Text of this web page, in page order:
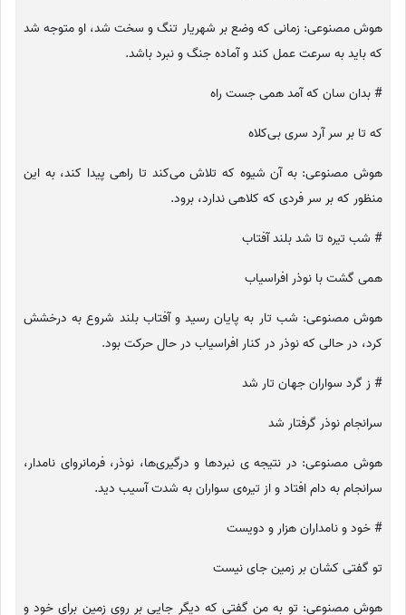
هوش مصنوعی: زمانی که وضع بر شهریار تنگ و سخت شد، او متوجه شد
که باید به سرعت عمل کند و آماده جنگ و نبرد باشد.
# بدان سان که آمد همی جست راه
که تا بر سر آرد سری بی‌کلاه
هوش مصنوعی: به آن شیوه که تلاش می‌کند تا راهی پیدا کند، به این
منظور که بر سر فردی که کلاهی ندارد، برود.
# شب تیره تا شد بلند آفتاب
همی گشت با نوذر افراسیاب
هوش مصنوعی: شب تار به پایان رسید و آفتاب بلند شروع به درخشش
کرد، در حالی که نوذر در کنار افراسیاب در حال حرکت بود.
# ز گرد سواران جهان تار شد
سرانجام نوذر گرفتار شد
هوش مصنوعی: در نتیجه ی نبردها و درگیری‌ها، نوذر، فرمانروای نامدار،
سرانجام به دام افتاد و از تیره‌ی سواران به شدت آسیب دید.
# خود و نامداران هزار و دویست
تو گفتی کشان بر زمین جای نیست
هوش مصنوعی: تو به من گفتی که دیگر جایی بر روی زمین برای خود و